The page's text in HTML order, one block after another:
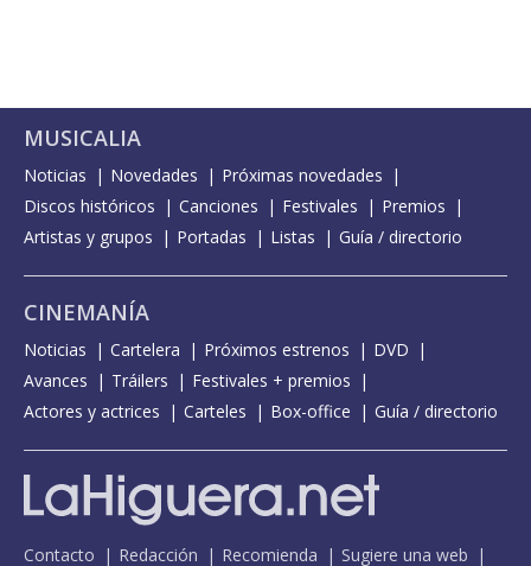
MUSICALIA
Noticias Novedades
Próximas novedades
Discos históricos
Canciones Festivales
Premios
Artistas y grupos
Portadas Listas Guía / directorio
CINEMANÍA
Noticias Cartelera Próximos estrenos
DVD
Avances
Tráilers
Festivales + premios
Actores y actrices
Carteles Box-office Guía / directorio
Contacto Redacción Recomienda Sugiere una web